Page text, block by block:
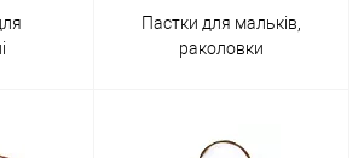
Пастки для мальків,
раколовки